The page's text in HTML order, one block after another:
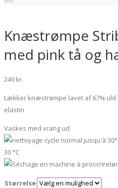
Knæstrømpe
med pink tå og
249 kr.
Lækker knæstrømpe lavet af 67% uld
elastin
Vaskes med vrang ud
30 °C
Størrelse